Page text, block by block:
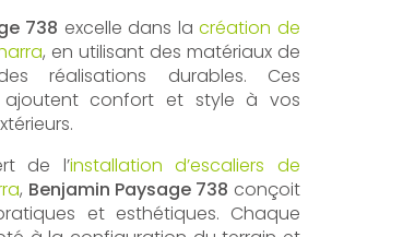
738 excelle dans lacréation de
, en utilisant des matériaux de
réalisations durables. Ces
ajoutent confort et style à vos
de l’installation d’escaliers de
, Benjamin Paysage 738 conçoit
et esthétiques. Chaque